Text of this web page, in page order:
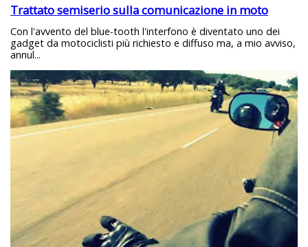
Trattato semiserio sulla comunicazione in moto
Con l'avvento del blue-tooth l'interfono è diventato uno dei
gadget da motociclisti più richiesto e diffuso ma, a mio avviso,
annul...